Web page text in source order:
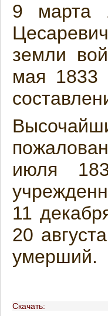
9 марта
земли
мая 1833
июля
11
20
умерший.
Скачать: